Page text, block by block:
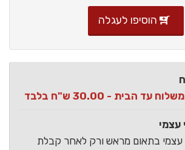
הוסיפו לעגלה
עד הבית - 30.00 ש"ח בלבד
עצמי
עצמי בתאום מראש ורק לאחר קבלת